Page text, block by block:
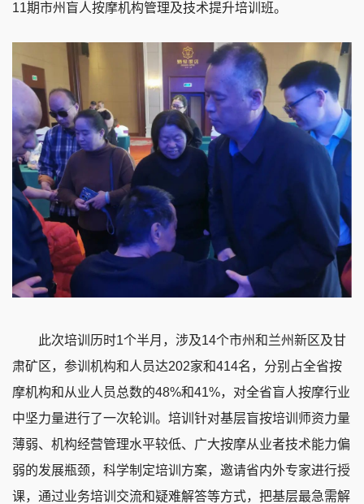
11期市州盲人按摩机构管理及技术提升培训班。
此次培训历时1个半月，涉及14个市州和兰州新区及甘
肃矿区，参训机构和人员达202家和414名，分别占全省按
摩机构和从业人员总数的48%和41%，对全省盲人按摩行业
中坚力量进行了一次轮训。培训针对基层盲按培训师资力量
薄弱、机构经营管理水平较低、广大按摩从业者技术能力偏
弱的发展瓶颈，科学制定培训方案，邀请省内外专家进行授
课，通过业务培训交流和疑难解答等方式，把基层最急需解